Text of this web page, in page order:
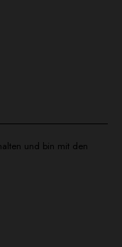
und bin mit den